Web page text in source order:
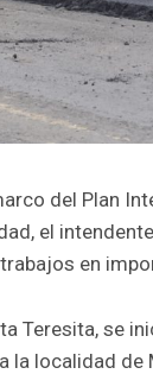
del Plan
el
en
Teresita, se
la localidad de